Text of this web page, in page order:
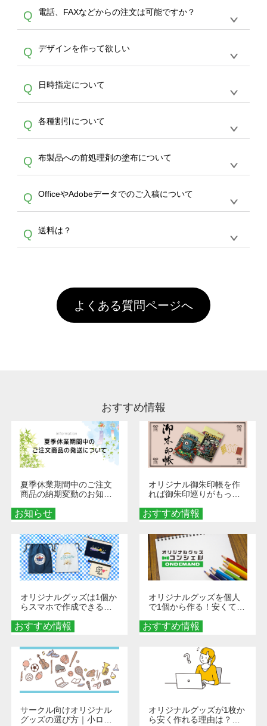
30枚以上やシルク印刷など、大口注文の場合
は、サポートが担当するエコバッグコンシェル
やタンブラーコンシェルをご利用ください。製
作する数量が多ければ多いほど、オンデマンド
サービスよりも低価格で製作することが可能で
す。
A
ドできるデータ形式は、JPG / PNG / AI / PSD /
PDF 形式になります。データの最大サイズ
写真などもアップロード可能です。使用できな
い画像はエラーになります。（※ Illustratorか
らの直接入稿には対応していません。AIで保存
し、デザインツールからアップロードして下さ
い）
Q 電話、FAXなどからの注文は可能ですか？
A
文のみ受け付けております。30個以上のご製
作をお考えの方は、サポートが担当するエコバ
スをご利用頂ければ、電話やFAX、メールなど
でご注文が可能です。
Q デザインを作って欲しい
A
を作って欲しい。などの場合は、製作数量が
30個以上であれば、サポート担当が、デザイ
バッグコンシェル
サー
ビスをご利用ください。(※ 30個以下の場合
は、デザインツールをご利用ください)
Q 日時指定について
A
ん。発送後18時以降に配送業者・伝票番号を
メールでお知らせいたしますので、直接配送業
者にご連絡いただき調整をお願い致します。
Q 各種割引について
A
カート内で自動的に割引(最大50%)が適用され
ます。 【付与ポイント】購入金額の1％が1ポ
イントとして付与され、次回ご注文時に1ポイ
ント＝1円としてお使いいただけます。ポイン
トは発送完了の翌日に付与され、次回ご注文時
からご利用頂けます。ポイントの有効期限は一
年間です。【会員ランク】過去10カ月のご注
文回数により会員ランク割引(最大5%)が適用
頂いても、ログインがされていなければ、ラン
クにカウントがされません。
Q 布製品への前処理剤の塗布について
A
意点（前処理剤）】カラー生地（Tシャツのホ
ワイト、トートバッグのナチュラル、ホワイト
といって、プリントを定着させるための処理剤
を塗布しており、短納期・低価格で商品をお届
害な性質で、水洗いで落とすことが可能です。
お手数ですが、お客様ご自身にて着用前に落と
していただけますようお願いいたします。※1
通常注文・直送機能でのご注文に関わらず、前
Q OfficeやAdobeデータでのご入稿について
A
ません。いずれのデータも該当デザインのみ画
像(JPEG,PNG,GIF,PDF)に変換、またはAdobe
Q 送料は？
引」などによるお値引きで4,000円未満になる
場合は送料がかかりますので、ご注意くださ
い。
よくある質問ページへ
おすすめ情報
お知らせ
夏季休業期間中のご注文
商品の納期変動のお知ら
おすすめ情報
オリジナル御朱印帳を作
れば御朱印巡りがもっと
ダーメイドする魅力と選
び方
おすすめ情報
オリジナルグッズは1個か
らスマホで作成できる！
くなる巾着＆ポーチ活用
術
おすすめ情報
オリジナルグッズを個人
で1個から作る！安くて簡
秘訣
サークル向けオリジナル
グッズの選び方｜小ロッ
オリジナルグッズが1枚か
ら安く作れる理由は？オ